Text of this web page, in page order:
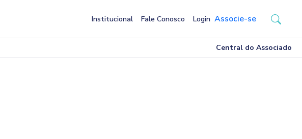
Institucional Fale Conosco Login Associe-se
Central do Associado